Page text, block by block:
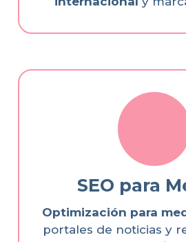
SEO para
Optimización para
portales de noticias y